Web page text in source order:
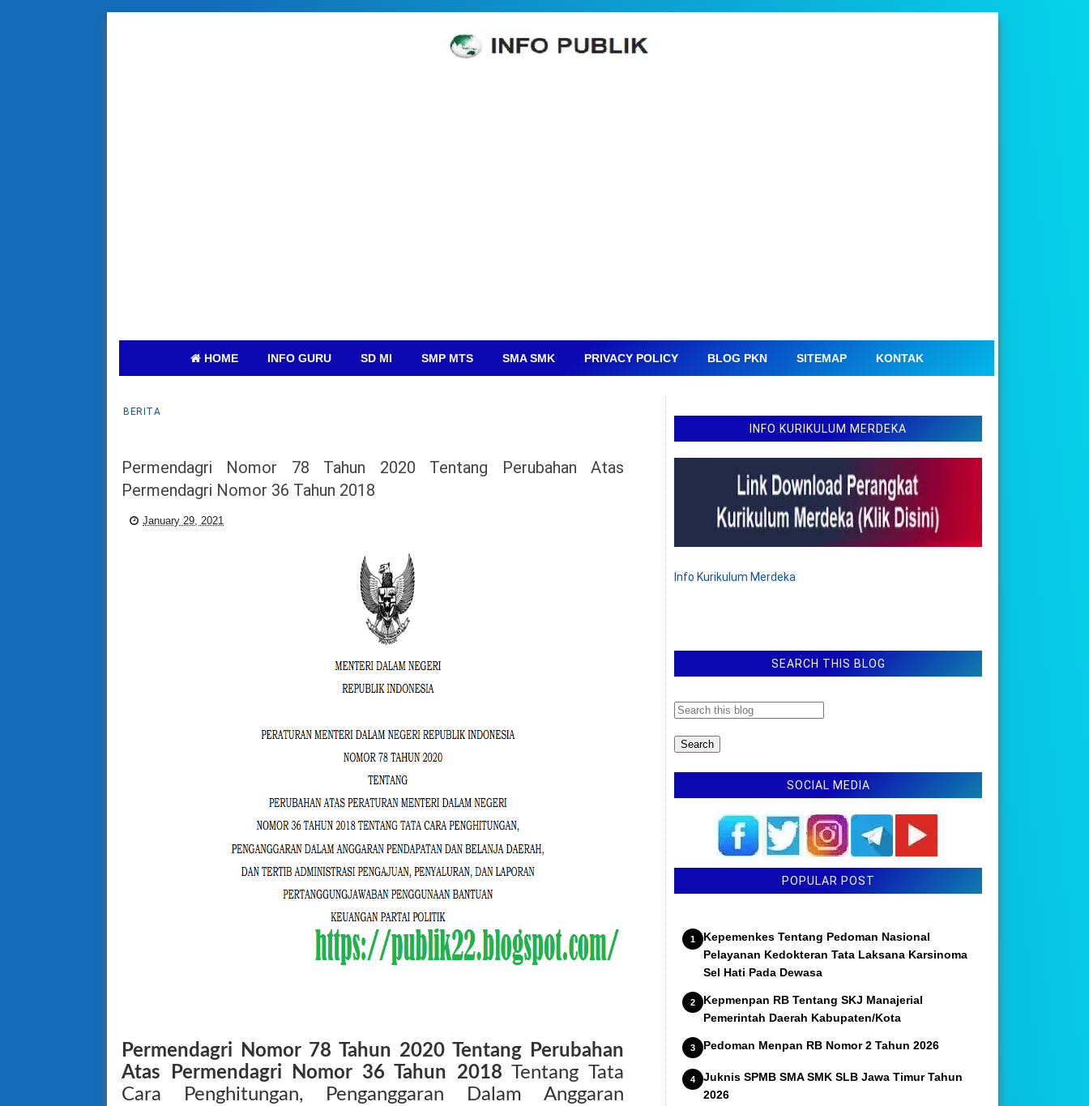
HOME INFO GURU SD MI SMP MTS SMA SMK PRIVACY POLICY BLOG PKN SITEMAP KONTAK
BERITA
Permendagri Nomor 78 Tahun 2020 Tentang Perubahan Atas
Permendagri Nomor 36 Tahun 2018
January 29, 2021
Permendagri Nomor 78 Tahun 2020 Tentang Perubahan
Atas Permendagri Nomor 36 Tahun 2018 Tentang Tata
Cara Penghitungan, Penganggaran Dalam Anggaran
INFO KURIKULUM MERDEKA
Info Kurikulum Merdeka
SEARCH THIS BLOG
SOCIAL MEDIA
POPULAR POST
Kepemenkes Tentang Pedoman Nasional
Pelayanan Kedokteran Tata Laksana Karsinoma
Sel Hati Pada Dewasa
Kepmenpan RB Tentang SKJ Manajerial
Pemerintah Daerah Kabupaten/Kota
Pedoman Menpan RB Nomor 2 Tahun 2026
Juknis SPMB SMA SMK SLB Jawa Timur Tahun
2026